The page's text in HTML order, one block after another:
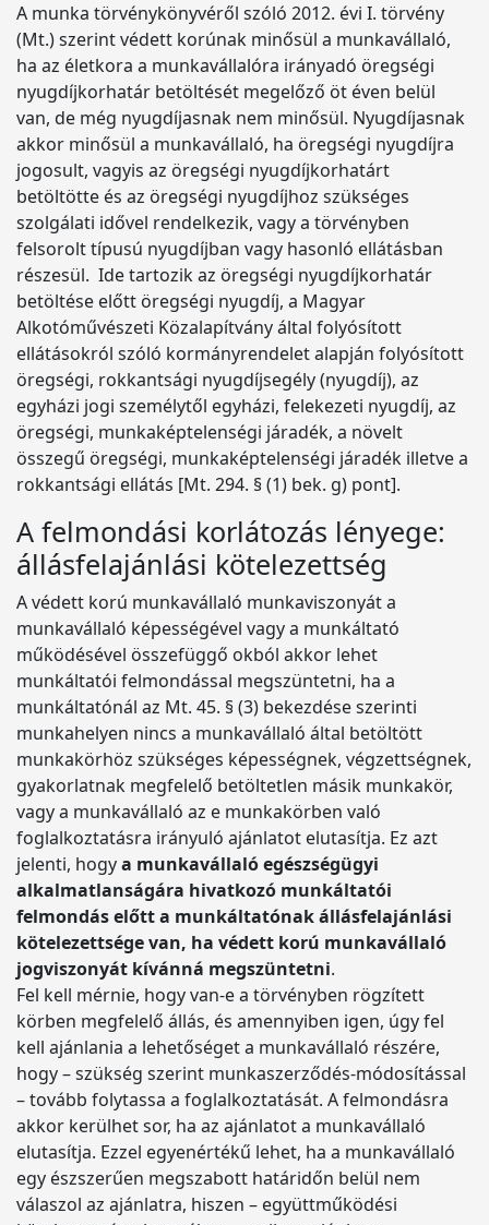
A munka törvénykönyvéről szóló 2012. évi I. törvény
(Mt.) szerint védett korúnak minősül a munkavállaló,
ha az életkora a munkavállalóra irányadó öregségi
nyugdíjkorhatár betöltését megelőző öt éven belül
van, de még nyugdíjasnak nem minősül. Nyugdíjasnak
akkor minősül a munkavállaló, ha öregségi nyugdíjra
jogosult, vagyis az öregségi nyugdíjkorhatárt
betöltötte és az öregségi nyugdíjhoz szükséges
szolgálati idővel rendelkezik, vagy a törvényben
felsorolt típusú nyugdíjban vagy hasonló ellátásban
részesül. Ide tartozik az öregségi nyugdíjkorhatár
betöltése előtt öregségi nyugdíj, a Magyar
Alkotóművészeti Közalapítvány által folyósított
ellátásokról szóló kormányrendelet alapján folyósított
öregségi, rokkantsági nyugdíjsegély (nyugdíj), az
egyházi jogi személytől egyházi, felekezeti nyugdíj, az
öregségi, munkaképtelenségi járadék, a növelt
összegű öregségi, munkaképtelenségi járadék illetve a
rokkantsági ellátás [Mt. 294. § (1) bek. g) pont].
A felmondási korlátozás lényege:
állásfelajánlási kötelezettség
A védett korú munkavállaló munkaviszonyát a
munkavállaló képességével vagy a munkáltató
működésével összefüggő okból akkor lehet
munkáltatói felmondással megszüntetni, ha a
munkáltatónál az Mt. 45. § (3) bekezdése szerinti
munkahelyen nincs a munkavállaló által betöltött
munkakörhöz szükséges képességnek, végzettségnek,
gyakorlatnak megfelelő betöltetlen másik munkakör,
vagy a munkavállaló az e munkakörben való
foglalkoztatásra irányuló ajánlatot elutasítja. Ez azt
jelenti, hogya munkavállaló egészségügyi
alkalmatlanságára hivatkozó munkáltatói
felmondás előtt a munkáltatónak állásfelajánlási
kötelezettsége van, ha védett korú munkavállaló
jogviszonyát kívánná megszüntetni.
Fel kell mérnie, hogy van-e a törvényben rögzített
körben megfelelő állás, és amennyiben igen, úgy fel
kell ajánlania a lehetőséget a munkavállaló részére,
hogy – szükség szerint munkaszerződés-módosítással
– tovább folytassa a foglalkoztatását. A felmondásra
akkor kerülhet sor, ha az ajánlatot a munkavállaló
elutasítja. Ezzel egyenértékű lehet, ha a munkavállaló
egy észszerűen megszabott határidőn belül nem
válaszol az ajánlatra, hiszen – együttműködési